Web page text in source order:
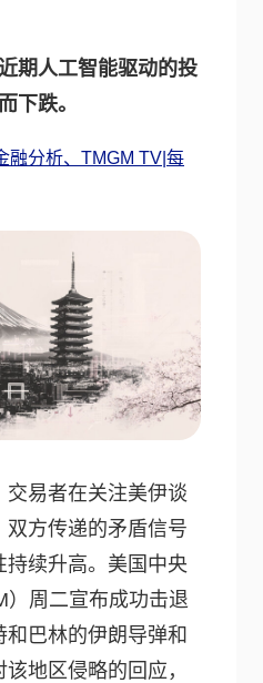
期人工智能驱动的投
下跌。
融分析、TMGM TV|每
易者在关注美伊谈
方传递的矛盾信号
续升高。美国中央
）周二宣布成功击退
巴林的伊朗导弹和
地区侵略的回应，